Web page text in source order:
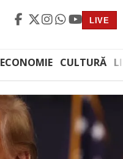
LIVE
ECONOMIE CULTURĂ